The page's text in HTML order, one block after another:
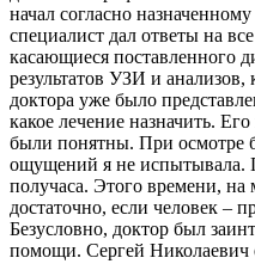
начал согласно
специалист дал ответы на
касающиеся поставленного
результатов УЗИ и анализов,
доктора уже было
какое лечение назначить.
были понятны. При осмотре
ощущений я не испытывала.
получаса. Этого времени, на
достаточно, если человек –
Безусловно, доктор был
помощи. Сергей